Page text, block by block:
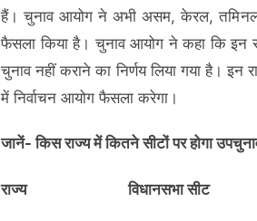
हैं। चुनाव आयोग ने अभी असम, केरल,
फैसला किया है। चुनाव आयोग ने कहा कि इन
चुनाव नहीं कराने का निर्णय लिया गया है। इन
में निर्वाचन आयोग फैसला करेगा।
जानें- किस राज्य में कितने सीटों पर होगा
राज्य विधानसभा सीट